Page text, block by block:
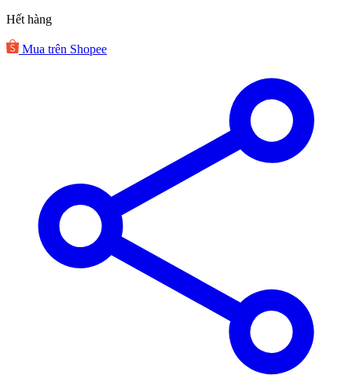
Hết hàng
Mua trên Shopee